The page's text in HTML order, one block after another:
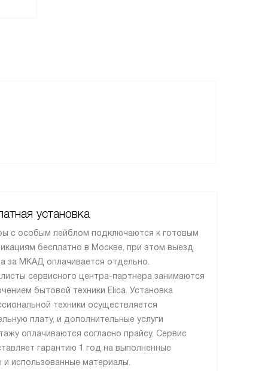
установка
с особым лейблом подключаются к готовым
бесплатно в Москве, при этом выезд
за МКАД оплачивается отдельно.
сервисного центра-партнера занимаются
бытовой техники Elica. Установка
техники осуществляется
плату, и дополнительные услуги
оплачиваются согласно прайсу. Сервис
гарантию 1 год на выполненные
и использованные материалы.